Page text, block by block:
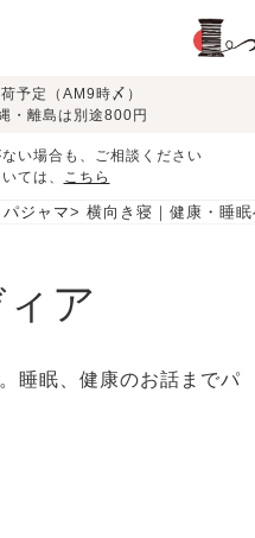
ジャマ
麻
で
い
デザインで
さがす
！
つくるパジャマとは
ついて
予定（AM9時〆）
・離島は別途800円
い場合も、ご相談ください
ては、
こちら
パジャマ 横向き寝｜健康・睡
ア
睡眠、健康のお話までパ